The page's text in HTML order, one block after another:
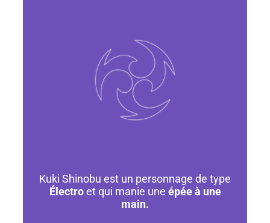
Kuki Shinobu est un personnage de type
Électroet qui manie une épée à une
main.